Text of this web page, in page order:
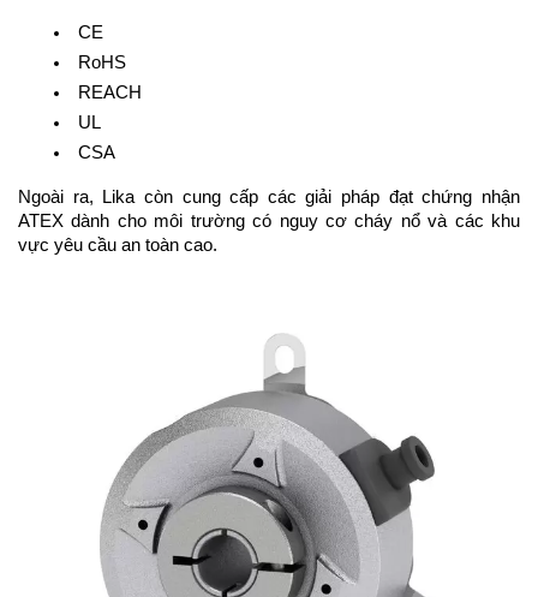
CE
RoHS
REACH
UL
CSA
Ngoài ra, Lika còn cung cấp các giải pháp đạt chứng nhận
ATEX dành cho môi trường có nguy cơ cháy nổ và các khu
vực yêu cầu an toàn cao.